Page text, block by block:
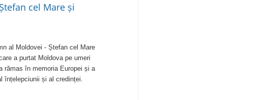
cel Mare și
al Moldovei - Ștefan cel Mare
a purtat Moldova pe umeri
rămas în memoria Europei și a
înțelepciunii și al credinței.